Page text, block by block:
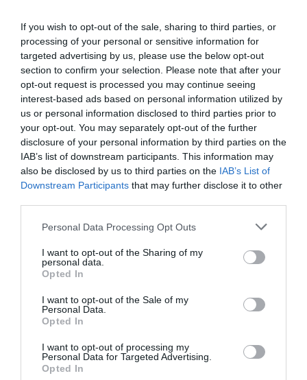
If you wish to opt-out of the sale, sharing to third parties, or
processing of your personal or sensitive information for
targeted advertising by us, please use the below opt-out
section to confirm your selection. Please note that after your
opt-out request is processed you may continue seeing
interest-based ads based on personal information utilized by
us or personal information disclosed to third parties prior to
your opt-out. You may separately opt-out of the further
disclosure of your personal information by third parties on the
IAB’s list of downstream participants. This information may
also be disclosed by us to third parties on the IAB’s List of
Downstream Participants that may further disclose it to other
Please note that this website/app uses one or more Google
not limited to your visit or usage behaviour. You may click to
grant or deny consent to Google and its third-party tags to
use your data for below specified purposes in below Google
consent section.
Personal Data Processing Opt Outs
I want to opt-out of the Sharing of my
personal data.
Opted In
I want to opt-out of the Sale of my
Personal Data.
Opted In
I want to opt-out of processing my
Personal Data for Targeted Advertising.
Opted In
Δείτε τι έκανε Δήμος της Εύβοιας
για τις φωτιές
07.08.2026 | 20:00
Μητέρα και γιος οι νεκροί από τη
σύγκρουση αυτοκινήτου με
φορτηγό
07.08.2026 | 19:40
Ράγισαν καρδιές στην Εύβοια: Το
τελευταίο «αντίο» στον 36χρονο
επιχειρηματία
σπουδαστές: Οι δικαιούχοι
07.08.2026 | 19:00
Αυτός ο δήμος της Εύβοιας πάει
στα δικαστήρια για τις
07.08.2026 | 18:40
Ποιοι και γιατί θα
πάρουν διπλάσια
σύνταξη τον Αύγουστο
Νέο επίδομα 600 ευρώ
για σπουδαστές: Οι
δικαιούχοι
συντάξεις Σεπτεμβρίου
πάρουν αύξηση το
2027 – Τα ποσά